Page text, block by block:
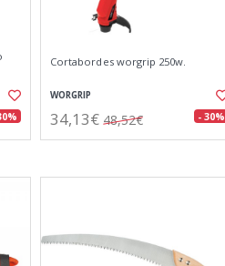
Cortabordes worgrip 250w.
WORGRIP
34,13€ 48,52€ - 30%